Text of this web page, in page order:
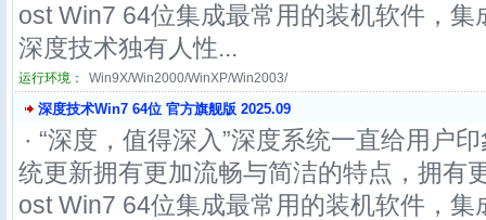
ost Win7 64位集成最常用的装机软件，
深度技术独有人性...
运行环境： Win9X/Win2000/WinXP/Win2003/
深度技术Win7 64位 官方旗舰版 2025.09
· “深度，值得深入”深度系统一直给用户
统更新拥有更加流畅与简洁的特点，拥有
ost Win7 64位集成最常用的装机软件，